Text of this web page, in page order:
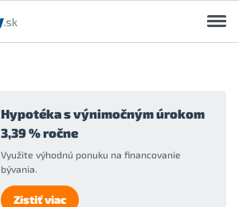
Hypotéka s výnimočným úrokom
3,39 % ročne
Využite výhodnú ponuku na financovanie
bývania.
Zistiť viac